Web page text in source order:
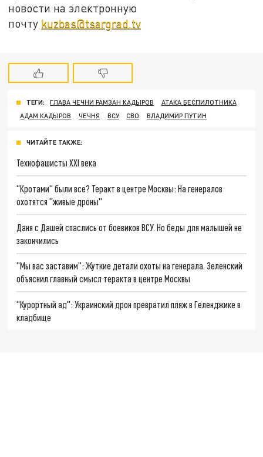
новости на электронную
почту kuzbas@tsargrad.tv
ТЕГИ: ГЛАВА ЧЕЧНИ РАМЗАН КАДЫРОВ
АТАКА БЕСПИЛОТНИКА
АДАМ КАДЫРОВ
ЧЕЧНЯ ВСУ СВО ВЛАДИМИР ПУТИН
ЧИТАЙТЕ ТАКЖЕ:
Технофашисты XXI века
"Кротами" были все? Теракт в центре Москвы: На генералов
охотятся "живые дроны"
Даня с Дашей спаслись от боевиков ВСУ. Но беды для малышей не
закончились
"Мы вас заставим": Жуткие детали охоты на генерала. Зеленский
объяснил главный смысл теракта в центре Москвы
"Курортный ад": Украинский дрон превратил пляж в Геленджике в
кладбище